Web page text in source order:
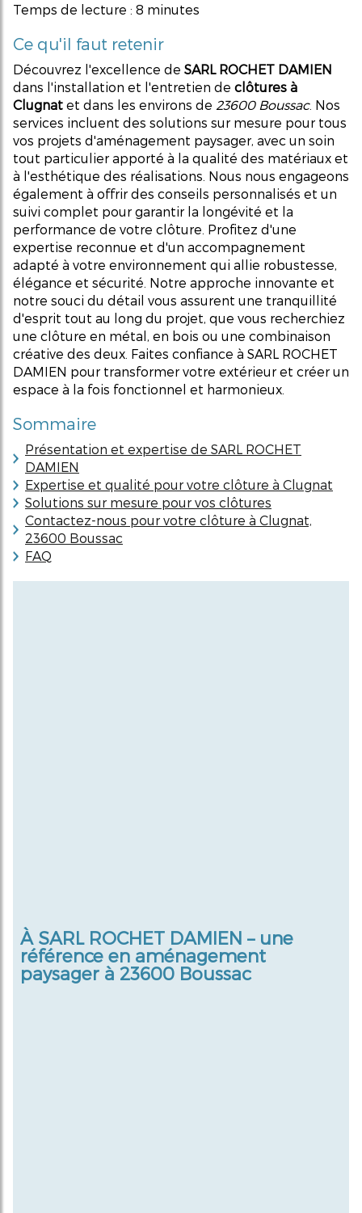
Temps de lecture : 8 minutes
Ce qu'il faut retenir
Découvrez l'excellence de SARL ROCHET DAMIEN
dans l'installation et l'entretien de clôtures à
Clugnat et dans les environs de 23600 Boussac. Nos
services incluent des solutions sur mesure pour tous
vos projets d'aménagement paysager, avec un soin
tout particulier apporté à la qualité des matériaux et
à l'esthétique des réalisations. Nous nous engageons
également à offrir des conseils personnalisés et un
suivi complet pour garantir la longévité et la
performance de votre clôture. Profitez d'une
expertise reconnue et d'un accompagnement
adapté à votre environnement qui allie robustesse,
élégance et sécurité. Notre approche innovante et
notre souci du détail vous assurent une tranquillité
d'esprit tout au long du projet, que vous recherchiez
une clôture en métal, en bois ou une combinaison
créative des deux. Faites confiance à SARL ROCHET
DAMIEN pour transformer votre extérieur et créer un
espace à la fois fonctionnel et harmonieux.
Sommaire
Présentation et expertise de SARL ROCHET
DAMIEN
Expertise et qualité pour votre clôture à Clugnat
Solutions sur mesure pour vos clôtures
Contactez-nous pour votre clôture à Clugnat,
23600 Boussac
FAQ
À SARL ROCHET DAMIEN – une
référence en aménagement
paysager à 23600 Boussac